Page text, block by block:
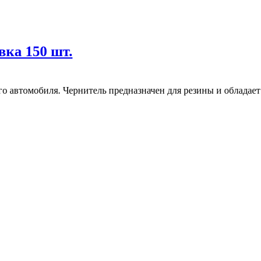
150 шт.
Чернитель предназначен для резины и обладает